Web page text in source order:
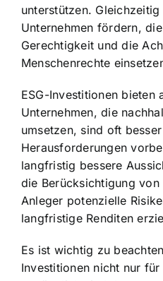
unterstützen.
Unternehmen fördern,
Gerechtigkeit und die
Menschenrechte
ESG-Investitionen bieten
Unternehmen, die
umsetzen, sind oft
Herausforderungen
langfristig bessere
die Berücksichtigung von
Anleger potenzielle
langfristige Renditen
Es ist wichtig zu
Investitionen nicht nur